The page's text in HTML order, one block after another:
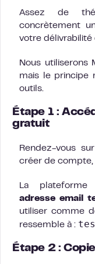
Assez de
concrètement
votre délivrabilité
Nous utiliserons
mais le principe
outils.
Étape 1 :
gratuit
Rendez-vous sur
créer de compte,
La plateforme
adresse email
utiliser comme
ressemble à :
Étape 2 :